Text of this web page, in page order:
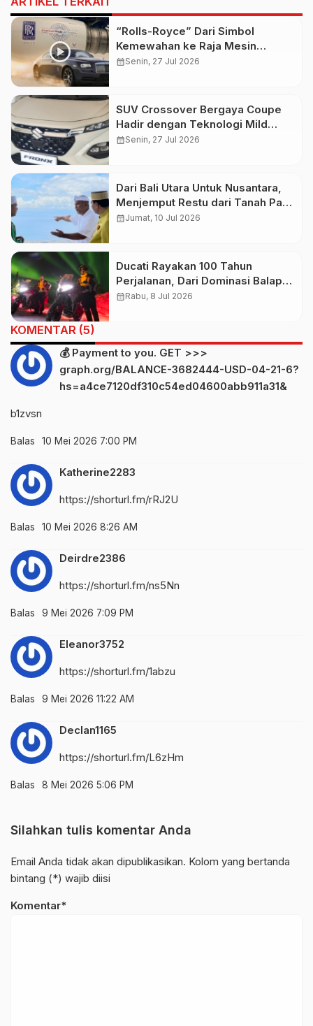
“Rolls-Royce” Dari Simbol
Kemewahan ke Raja Mesin
Pesawat
calendar_monthSenin, 27 Jul 2026
SUV Crossover Bergaya Coupe
Hadir dengan Teknologi Mild
Hybrid dan Fitur Keselamatan
calendar_monthSenin, 27 Jul 2026
Dari Bali Utara Untuk Nusantara,
Menjemput Restu dari Tanah Para
Sultan
calendar_monthJumat, 10 Jul 2026
Ducati Rayakan 100 Tahun
Perjalanan, Dari Dominasi Balap
hingga Inovasi yang Mengubah
calendar_monthRabu, 8 Jul 2026
KOMENTAR (5)
💰 Payment to you. GET >>>
graph.org/BALANCE-3682444-USD-04-21-6?
hs=a4ce7120df310c54ed04600abb911a31&
b1zvsn
Balas 10 Mei 2026 7:00 PM
Katherine2283
https://shorturl.fm/rRJ2U
Balas 10 Mei 2026 8:26 AM
Deirdre2386
https://shorturl.fm/ns5Nn
Balas 9 Mei 2026 7:09 PM
Eleanor3752
https://shorturl.fm/1abzu
Balas 9 Mei 2026 11:22 AM
Declan1165
https://shorturl.fm/L6zHm
Balas 8 Mei 2026 5:06 PM
Silahkan tulis komentar Anda
Email Anda tidak akan dipublikasikan. Kolom yang bertanda
bintang (*) wajib diisi
Komentar*